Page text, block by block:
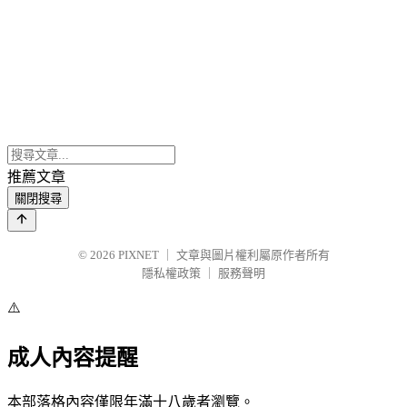
推薦文章
關閉搜尋
© 2026 PIXNET
文章與圖片權利屬原作者所有
隱私權政策
服務聲明
⚠️
成人內容提醒
本部落格內容僅限年滿十八歲者瀏覽。